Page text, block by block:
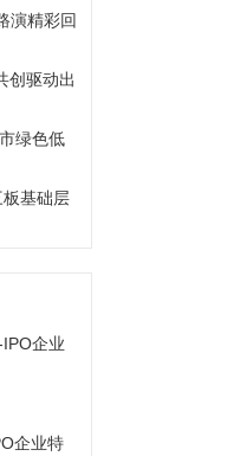
演精彩回
创驱动出
绿色低
基础层
企业
企业特